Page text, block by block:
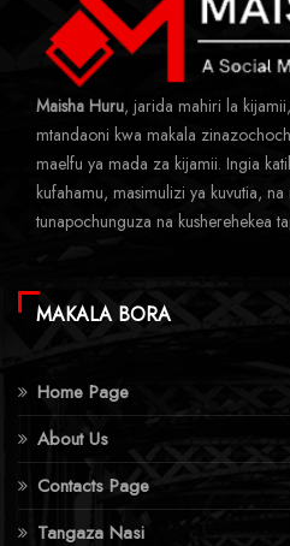
Maisha Huru, jarida mahiri la
mtandaoni kwa makala
maelfu ya mada za kijamii. Ingia
kufahamu, masimulizi ya kuvutia,
tunapochunguza na kusherehekea
MAKALA BORA
Home Page
About Us
Contacts Page
Tangaza Nasi